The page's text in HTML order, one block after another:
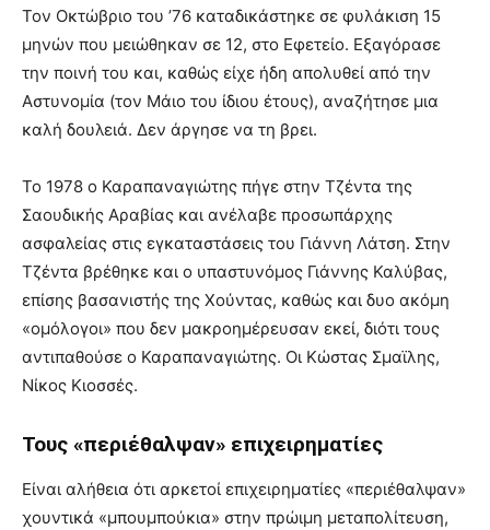
Τον Οκτώβριο του ’76 καταδικάστηκε σε φυλάκιση 15
μηνών που μειώθηκαν σε 12, στο Εφετείο. Εξαγόρασε
την ποινή του και, καθώς είχε ήδη απολυθεί από την
Αστυνομία (τον Μάιο του ίδιου έτους), αναζήτησε μια
καλή δουλειά. Δεν άργησε να τη βρει.
Το 1978 ο Καραπαναγιώτης πήγε στην Τζέντα της
Σαουδικής Αραβίας και ανέλαβε προσωπάρχης
ασφαλείας στις εγκαταστάσεις του Γιάννη Λάτση. Στην
Τζέντα βρέθηκε και ο υπαστυνόμος Γιάννης Καλύβας,
επίσης βασανιστής της Χούντας, καθώς και δυο ακόμη
«ομόλογοι» που δεν μακροημέρευσαν εκεί, διότι τους
αντιπαθούσε ο Καραπαναγιώτης. Οι Κώστας Σμαϊλης,
Νίκος Κιοσσές.
Τους «περιέθαλψαν» επιχειρηματίες
Είναι αλήθεια ότι αρκετοί επιχειρηματίες «περιέθαλψαν»
χουντικά «μπουμπούκια» στην πρώιμη μεταπολίτευση,